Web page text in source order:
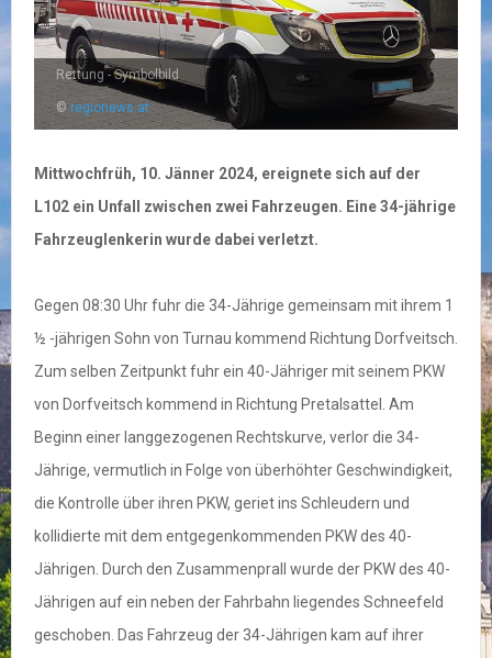
Rettung - Symbolbild
©regionews.at
Mittwochfrüh, 10. Jänner 2024, ereignete sich auf der
L102 ein Unfall zwischen zwei Fahrzeugen. Eine 34-jährige
Fahrzeuglenkerin wurde dabei verletzt.
Gegen 08:30 Uhr fuhr die 34-Jährige gemeinsam mit ihrem 1
½ -jährigen Sohn von Turnau kommend Richtung Dorfveitsch.
Zum selben Zeitpunkt fuhr ein 40-Jähriger mit seinem PKW
von Dorfveitsch kommend in Richtung Pretalsattel. Am
Beginn einer langgezogenen Rechtskurve, verlor die 34-
Jährige, vermutlich in Folge von überhöhter Geschwindigkeit,
die Kontrolle über ihren PKW, geriet ins Schleudern und
kollidierte mit dem entgegenkommenden PKW des 40-
Jährigen. Durch den Zusammenprall wurde der PKW des 40-
Jährigen auf ein neben der Fahrbahn liegendes Schneefeld
geschoben. Das Fahrzeug der 34-Jährigen kam auf ihrer